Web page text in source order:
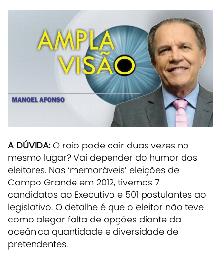
A DÚVIDA:O raio pode cair duas vezes no
mesmo lugar? Vai depender do humor dos
eleitores. Nas ‘memoráveis’ eleições de
Campo Grande em 2012, tivemos 7
candidatos ao Executivo e 501 postulantes ao
legislativo. O detalhe é que o eleitor não teve
como alegar falta de opções diante da
oceânica quantidade e diversidade de
pretendentes.